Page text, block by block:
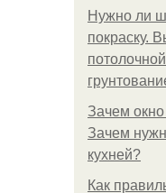
Нужно ли
покраску.
Зачем
Зачем
кухней?
Как